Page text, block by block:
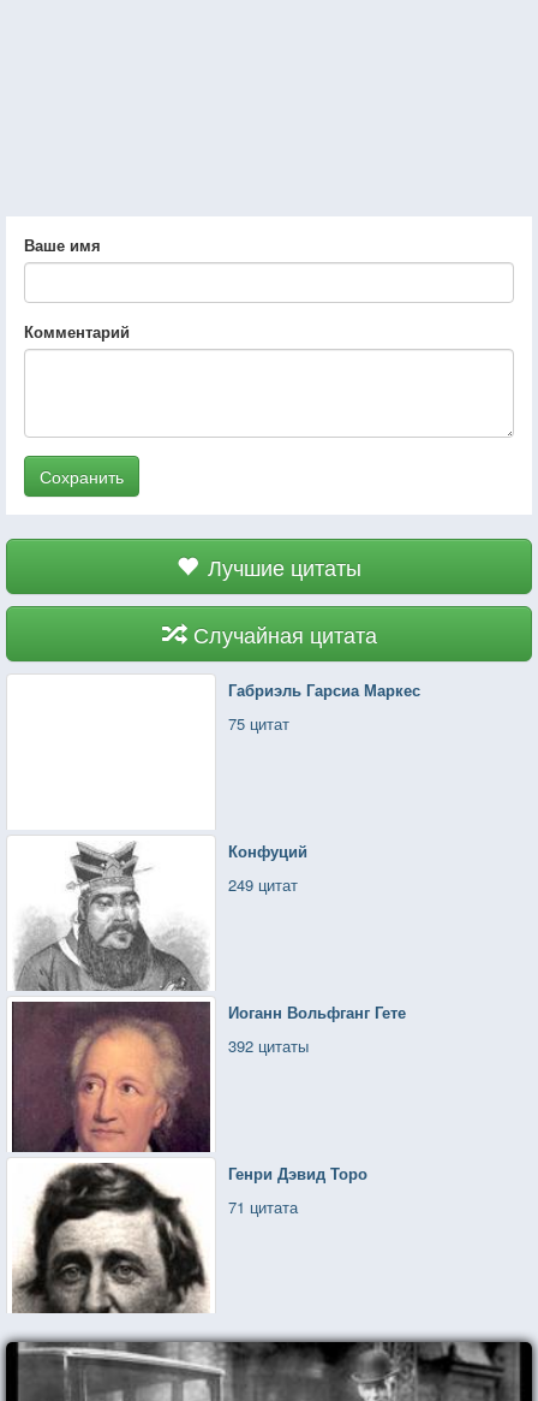
Ваше имя
Комментарий
Сохранить
Лучшие цитаты
Случайная цитата
Габриэль Гарсиа Маркес
75 цитат
Конфуций
249 цитат
Иоганн Вольфганг Гете
392 цитаты
Генри Дэвид Торо
71 цитата